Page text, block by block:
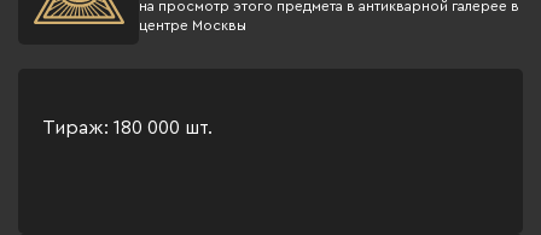
на просмотр этого предмета в антикварной галерее в
центре Москвы
Тираж: 180 000 шт.